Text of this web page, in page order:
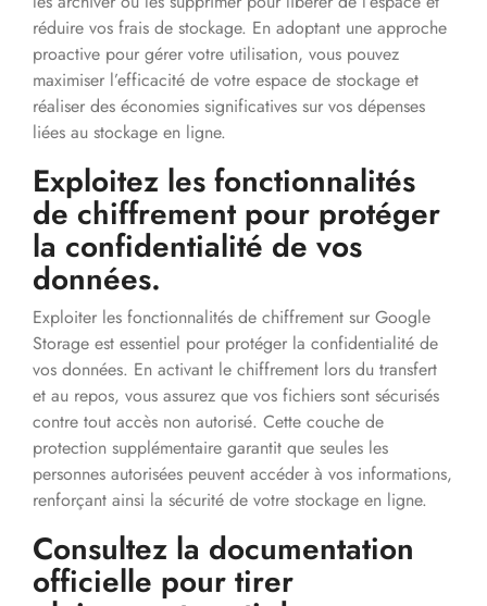
réduire vos frais de stockage. En adoptant une approche
proactive pour gérer votre utilisation, vous pouvez
maximiser l’efficacité de votre espace de stockage et
réaliser des économies significatives sur vos dépenses
liées au stockage en ligne.
Exploitez les fonctionnalités
de chiffrement pour protéger
la confidentialité de vos
données.
Exploiter les fonctionnalités de chiffrement sur Google
Storage est essentiel pour protéger la confidentialité de
vos données. En activant le chiffrement lors du transfert
et au repos, vous assurez que vos fichiers sont sécurisés
contre tout accès non autorisé. Cette couche de
protection supplémentaire garantit que seules les
personnes autorisées peuvent accéder à vos informations,
renforçant ainsi la sécurité de votre stockage en ligne.
Consultez la documentation
officielle pour tirer